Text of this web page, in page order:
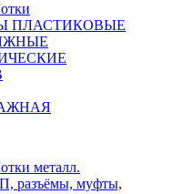
ПЛАСТИКОВЫЕ
металл.
разъёмы, муфты,